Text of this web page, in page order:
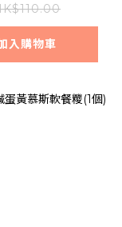
入購物車